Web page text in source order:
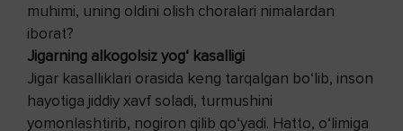
muhimi, uning oldini olish choralari nimalardan
iborat?
Jigarning alkogolsiz yog‘ kasalligi
Jigar kasalliklari orasida keng tarqalgan bo‘lib, inson
hayotiga jiddiy xavf soladi, turmushini
yomonlashtirib, nogiron qilib qo‘yadi. Hatto, o‘limiga